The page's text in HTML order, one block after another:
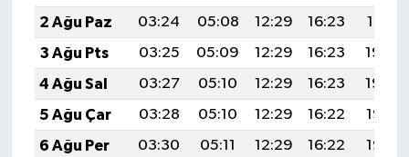
2 Ağu Paz
03:24 05:08 12:29 16:23
19:41
3 Ağu Pts
03:25 05:09 12:29 16:23
19:40
4 Ağu Sal
03:27 05:10 12:29 16:23
19:39
5 Ağu Çar
03:28 05:10 12:29 16:22
19:38
6 Ağu Per
03:30 05:11 12:29 16:22
19:36